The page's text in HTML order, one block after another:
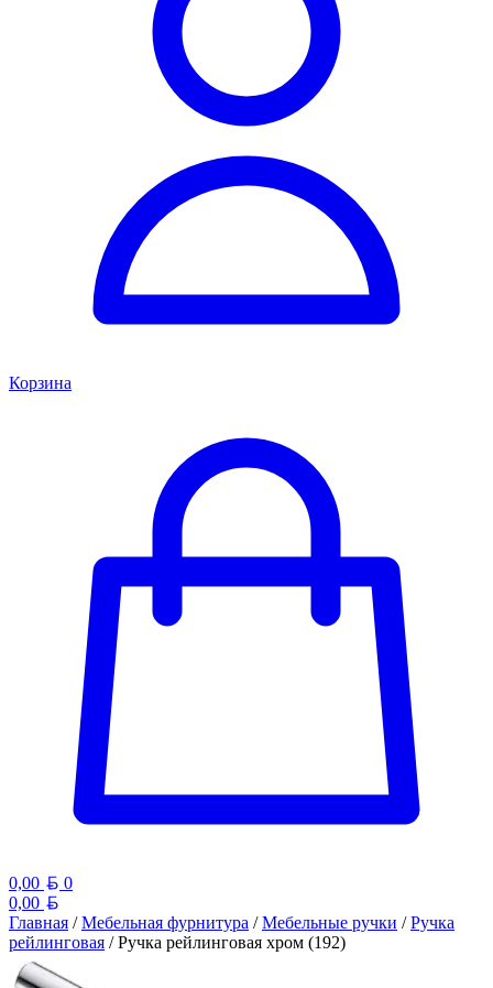
Корзина
0,00 Белорусский рубль
0
0,00
Главная /Мебельная фурнитура /Мебельные ручки /Ручка
рейлинговая / Ручка рейлинговая хром (192)